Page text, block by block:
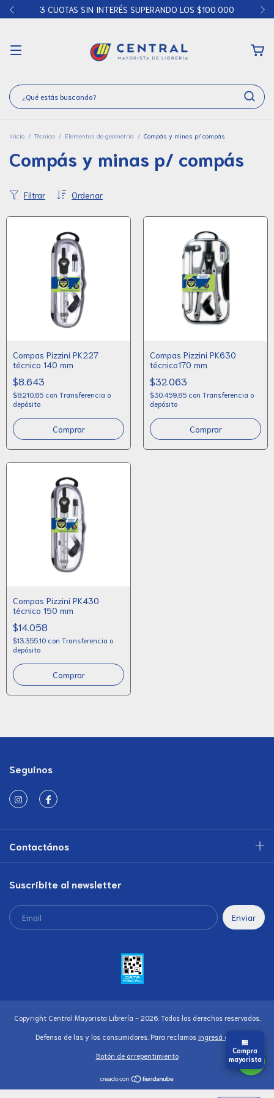
3 CUOTAS SIN INTERÉS SUPERANDO LOS $100.000
Inicio / Técnica / Elementos de geometría / Compás y minas p/ compás
Compás y minas p/ compás
Ordenar
Filtrar
Compas Pizzini PK227
técnico 140 mm
$8.643
$8.210,85 con Transferencia o
depósito
Compas Pizzini PK630
técnico170 mm
$32.063
$30.459,85 con Transferencia o
depósito
Compas Pizzini PK430
técnico 150 mm
$14.058
$13.355,10 con Transferencia o
depósito
Seguinos
Contactános
Suscribite al newsletter
Copyright Central Mayorista Librería - 2026. Todos los derechos reservados.
Defensa de las y los consumidores. Para reclamos ingresá acá.
Botón de arrepentimiento
🏪
Compra
mayorista